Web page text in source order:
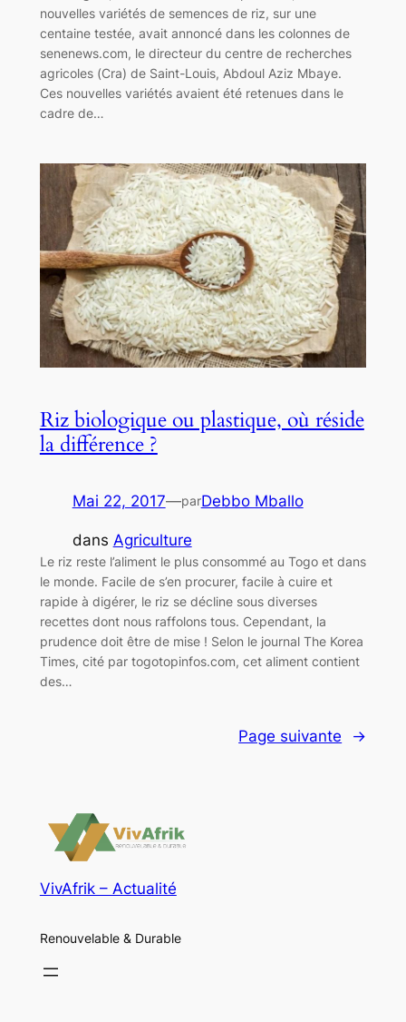
nouvelles variétés de semences de riz, sur une
centaine testée, avait annoncé dans les colonnes de
senenews.com, le directeur du centre de recherches
agricoles (Cra) de Saint-Louis, Abdoul Aziz Mbaye.
Ces nouvelles variétés avaient été retenues dans le
cadre de…
Riz biologique ou plastique, où réside
la différence ?
Mai 22, 2017—parDebbo Mballo
dans Agriculture
Le riz reste l’aliment le plus consommé au Togo et dans
le monde. Facile de s’en procurer, facile à cuire et
rapide à digérer, le riz se décline sous diverses
recettes dont nous raffolons tous. Cependant, la
prudence doit être de mise ! Selon le journal The Korea
Times, cité par togotopinfos.com, cet aliment contient
des…
Page suivante →
VivAfrik – Actualité
Renouvelable & Durable